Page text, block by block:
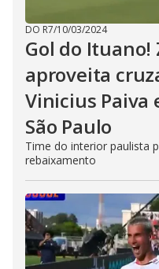
DO R7/10/03/2024
Gol do Ituano!
aproveita
Vinicius Paiva
São Paulo
Time do interior paulista
rebaixamento